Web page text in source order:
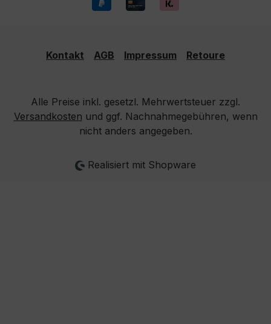
Kontakt AGB Impressum Retoure
Alle Preise inkl. gesetzl. Mehrwertsteuer zzgl.
Versandkosten und ggf. Nachnahmegebühren, wenn
nicht anders angegeben.
Realisiert mit Shopware